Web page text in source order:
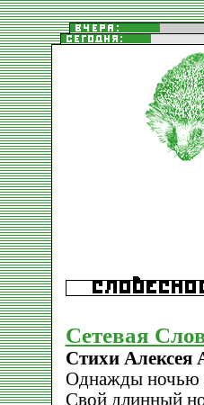
Сетевая
Стихи Алексея
Однажды ночью
Свой длинный